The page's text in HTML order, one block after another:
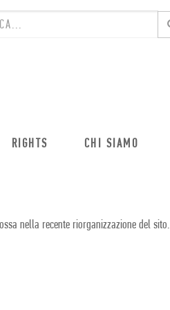
RIGHTS CHI SIAMO
nella recente riorganizzazione del sito.